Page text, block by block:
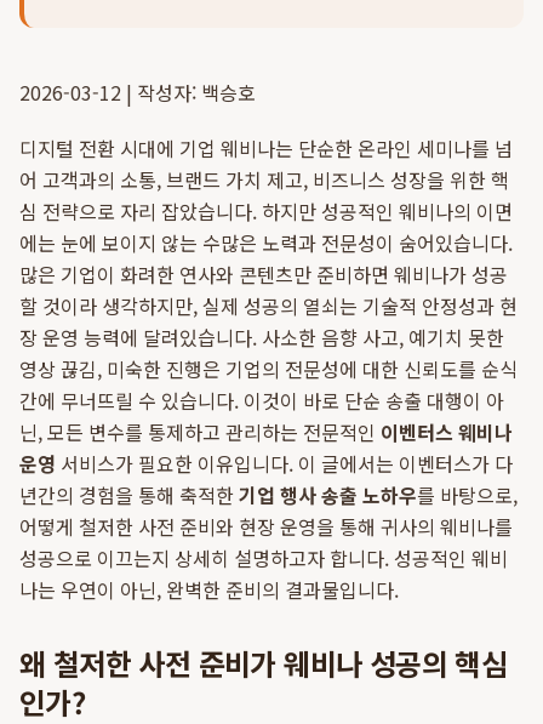
2026-03-12 | 작성자: 백승호
디지털 전환 시대에 기업 웨비나는 단순한 온라인 세미나를 넘
어 고객과의 소통, 브랜드 가치 제고, 비즈니스 성장을 위한 핵
심 전략으로 자리 잡았습니다. 하지만 성공적인 웨비나의 이면
에는 눈에 보이지 않는 수많은 노력과 전문성이 숨어있습니다.
많은 기업이 화려한 연사와 콘텐츠만 준비하면 웨비나가 성공
할 것이라 생각하지만, 실제 성공의 열쇠는 기술적 안정성과 현
장 운영 능력에 달려있습니다. 사소한 음향 사고, 예기치 못한
영상 끊김, 미숙한 진행은 기업의 전문성에 대한 신뢰도를 순식
간에 무너뜨릴 수 있습니다. 이것이 바로 단순 송출 대행이 아
닌, 모든 변수를 통제하고 관리하는 전문적인 이벤터스 웨비나
운영 서비스가 필요한 이유입니다. 이 글에서는 이벤터스가 다
년간의 경험을 통해 축적한기업 행사 송출 노하우를 바탕으로,
어떻게 철저한 사전 준비와 현장 운영을 통해 귀사의 웨비나를
성공으로 이끄는지 상세히 설명하고자 합니다. 성공적인 웨비
나는 우연이 아닌, 완벽한 준비의 결과물입니다.
왜 철저한 사전 준비가 웨비나 성공의 핵심
인가?